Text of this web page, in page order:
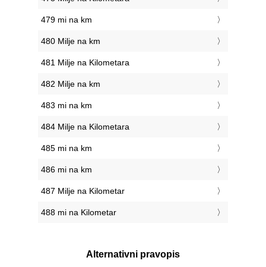
479 mi na km
480 Milje na km
481 Milje na Kilometara
482 Milje na km
483 mi na km
484 Milje na Kilometara
485 mi na km
486 mi na km
487 Milje na Kilometar
488 mi na Kilometar
Alternativni pravopis